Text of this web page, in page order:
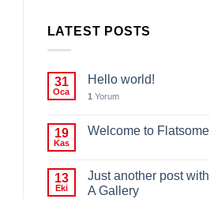
LATEST POSTS
31
Oca
Hello world!
1 Yorum
19
Kas
Welcome to Flatsome
13
Eki
Just another post with
A Gallery